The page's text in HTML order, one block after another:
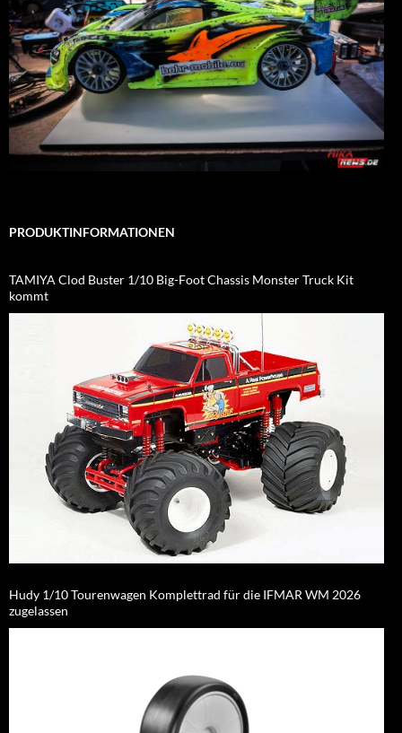
PRODUKTINFORMATIONEN
TAMIYA Clod Buster 1/10 Big-Foot Chassis Monster Truck Kit
kommt
Hudy 1/10 Tourenwagen Komplettrad für die IFMAR WM 2026
zugelassen